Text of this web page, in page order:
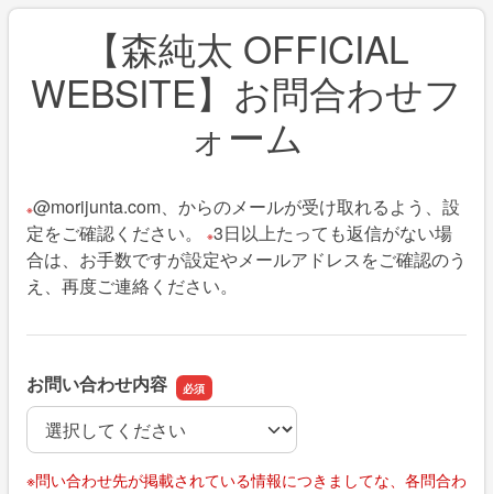
【森純太 OFFICIAL
WEBSITE】お問合わせフ
ォーム
※@morijunta.com、からのメールが受け取れるよう、設
定をご確認ください。
※3日以上たっても返信がない場
合は、お手数ですが設定やメールアドレスをご確認のう
え、再度ご連絡ください。
お問い合わせ内容
お問い合わせ内容
※問い合わせ先が掲載されている情報につきましてな、各問合わ